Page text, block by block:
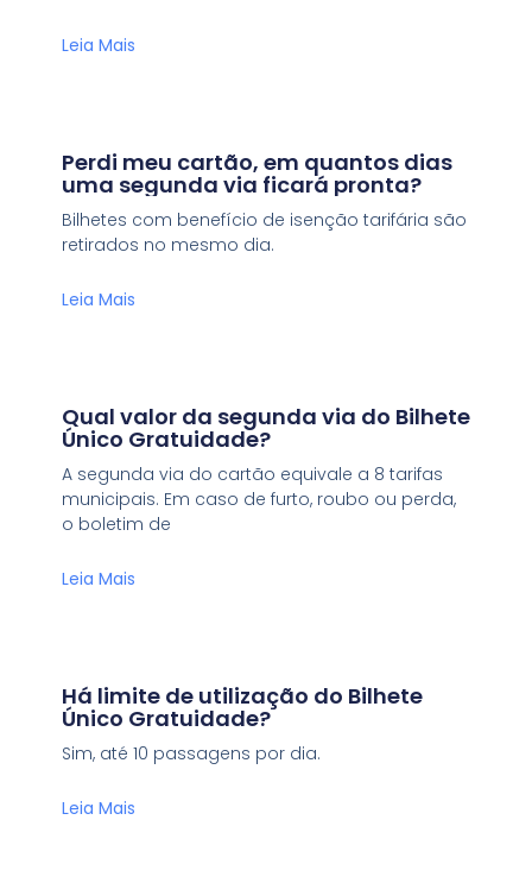
Leia Mais
Perdi meu cartão, em quantos dias
uma segunda via ficará pronta?
Bilhetes com benefício de isenção tarifária são
retirados no mesmo dia.
Leia Mais
Qual valor da segunda via do Bilhete
Único Gratuidade?
A segunda via do cartão equivale a 8 tarifas
municipais. Em caso de furto, roubo ou perda,
o boletim de
Leia Mais
Há limite de utilização do Bilhete
Único Gratuidade?
Sim, até 10 passagens por dia.
Leia Mais